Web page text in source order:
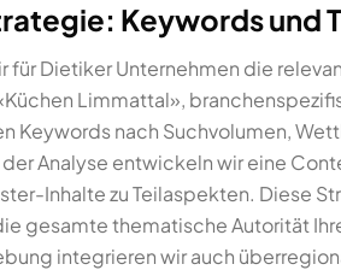
Keywords und
für Dietiker Unternehmen die
Limmattal»,
Keywords nach Suchvolumen,
der Analyse entwickeln wir eine
Inhalte zu Teilaspekten. Diese
gesamte thematische Autorität
integrieren wir auch